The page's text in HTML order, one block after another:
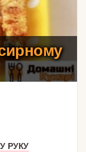
РУКУ